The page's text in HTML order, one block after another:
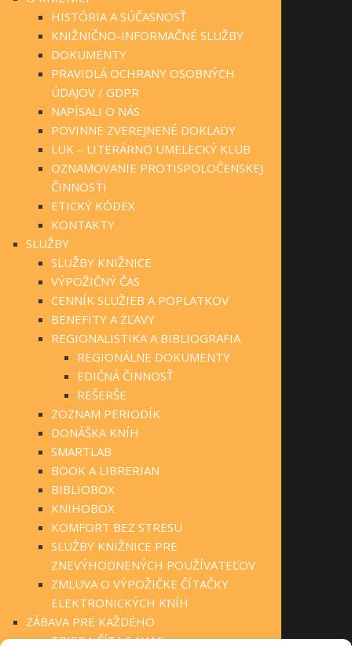
HISTÓRIA A SÚČASNOSŤ
KNIŽNIČNO-INFORMAČNÉ SLUŽBY
DOKUMENTY
PRAVIDLÁ OCHRANY OSOBNÝCH
ÚDAJOV / GDPR
NAPÍSALI O NÁS
POVINNE ZVEREJNENÉ DOKLADY
LUK – LITERÁRNO UMELECKÝ KLUB
OZNAMOVANIE PROTISPOLOČENSKEJ
ČINNOSTI
ETICKÝ KÓDEX
KONTAKTY
SLUŽBY
SLUŽBY KNIŽNICE
VÝPOŽIČNÝ ČAS
CENNÍK SLUŽIEB A POPLATKOV
BENEFITY A ZĽAVY
REGIONALISTIKA A BIBLIOGRAFIA
REGIONÁLNE DOKUMENTY
EDIČNÁ ČINNOSŤ
REŠERŠE
ZOZNAM PERIODÍK
DONÁŠKA KNÍH
SMARTLAB
BOOK A LIBRERIAN
BIBLIOBOX
KNIHOBOX
KOMFORT BEZ STRESU
SLUŽBY KNIŽNICE PRE
ZNEVÝHODNENÝCH POUŽÍVATEĽOV
ZMLUVA O VÝPOŽIČKE ČÍTAČKY
ELEKTRONICKÝCH KNÍH
ZÁBAVA PRE KAŽDÉHO
TRIEDA ČÍTA S NAMI